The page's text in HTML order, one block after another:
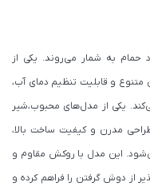
حمام به شمار می‌روند. یکی از
متنوع و قابلیت تنظیم دمای آب،
یکی از مدل‌های محبوب،شیر
مدرن و کیفیت ساخت بالا،
این مدل با روکش مقاوم و
از دوش گرفتن را فراهم کرده و